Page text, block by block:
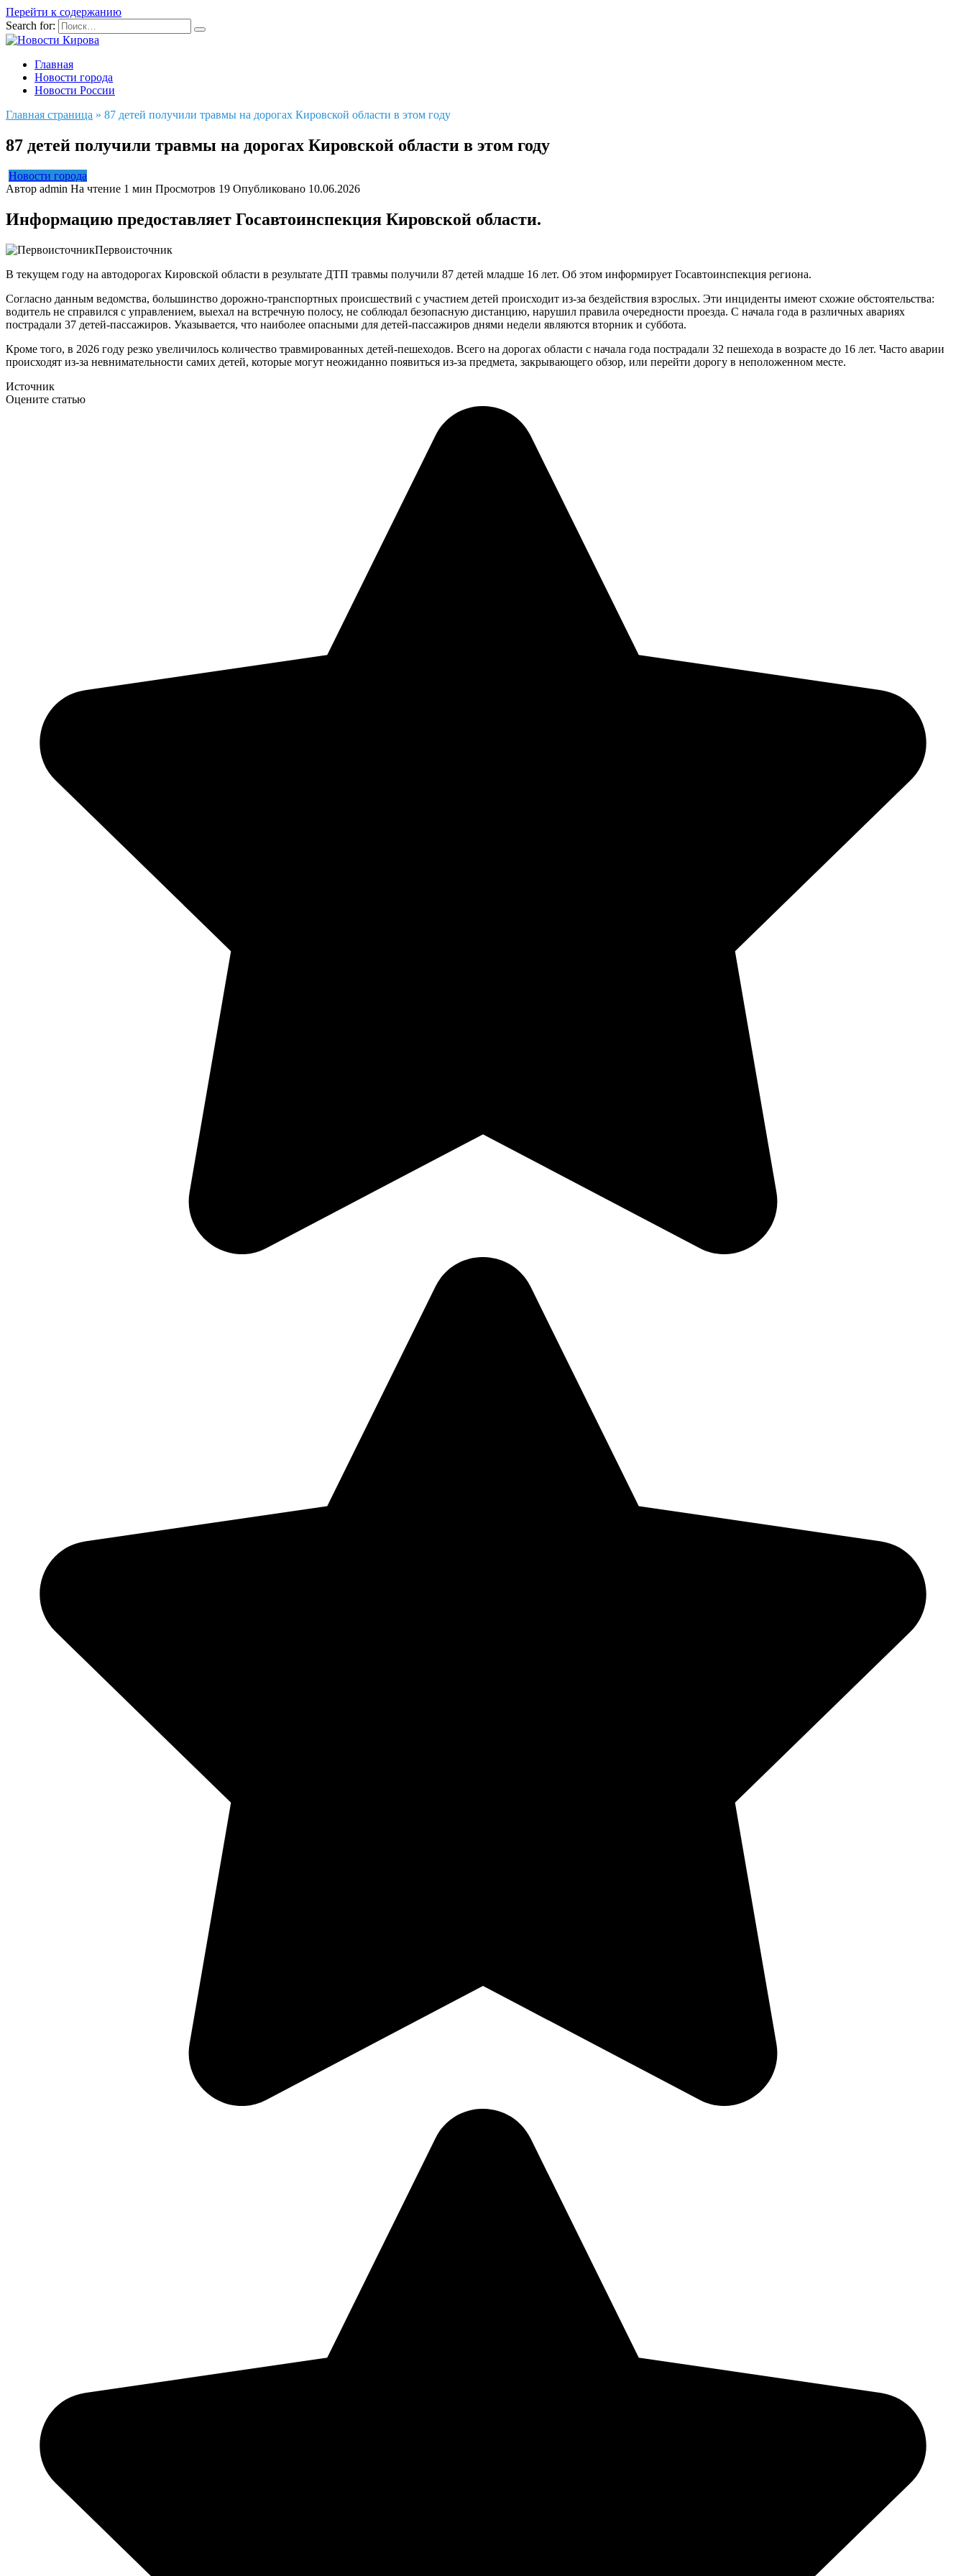
Перейти к содержанию
Search for:
Главная
Новости города
Новости России
Главная страница » 87 детей получили травмы на дорогах Кировской области в этом году
87 детей получили травмы на дорогах Кировской области в этом году
Новости города
Автор admin На чтение 1 мин Просмотров 19 Опубликовано 10.06.2026
Информацию предоставляет Госавтоинспекция Кировской области.
Первоисточник
В текущем году на автодорогах Кировской области в результате ДТП травмы получили 87 детей младше 16 лет. Об этом информирует Госавтоинспекция региона.
Согласно данным ведомства, большинство дорожно-транспортных происшествий с участием детей происходит из-за бездействия взрослых. Эти инциденты имеют схожие обстоятельства:
водитель не справился с управлением, выехал на встречную полосу, не соблюдал безопасную дистанцию, нарушил правила очередности проезда. С начала года в различных авариях
пострадали 37 детей-пассажиров. Указывается, что наиболее опасными для детей-пассажиров днями недели являются вторник и суббота.
Кроме того, в 2026 году резко увеличилось количество травмированных детей-пешеходов. Всего на дорогах области с начала года пострадали 32 пешехода в возрасте до 16 лет. Часто аварии
происходят из-за невнимательности самих детей, которые могут неожиданно появиться из-за предмета, закрывающего обзор, или перейти дорогу в неположенном месте.
Источник
Оцените статью